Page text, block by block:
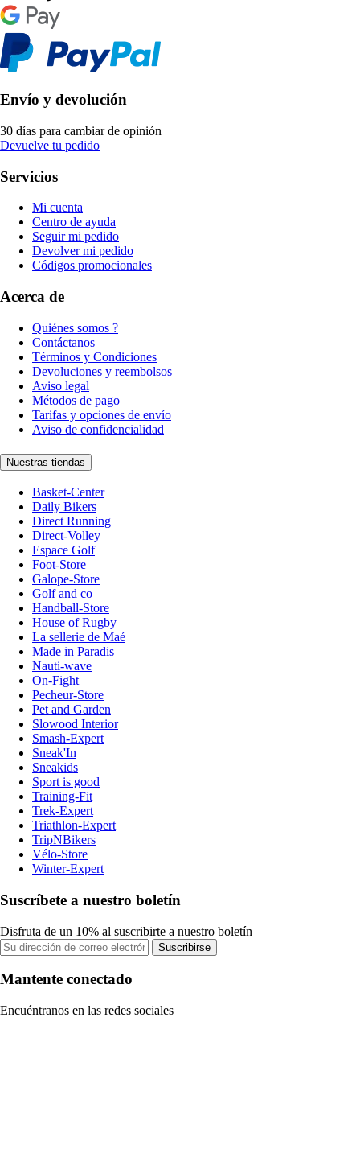
Envío y devolución
30 días para cambiar de opinión
Devuelve tu pedido
Servicios
Mi cuenta
Centro de ayuda
Seguir mi pedido
Devolver mi pedido
Códigos promocionales
Acerca de
Quiénes somos ?
Contáctanos
Términos y Condiciones
Devoluciones y reembolsos
Aviso legal
Métodos de pago
Tarifas y opciones de envío
Aviso de confidencialidad
Nuestras tiendas
Basket-Center
Daily Bikers
Direct Running
Direct-Volley
Espace Golf
Foot-Store
Galope-Store
Golf and co
Handball-Store
House of Rugby
La sellerie de Maé
Made in Paradis
Nauti-wave
On-Fight
Pecheur-Store
Pet and Garden
Slowood Interior
Smash-Expert
Sneak'In
Sneakids
Sport is good
Training-Fit
Trek-Expert
Triathlon-Expert
TripNBikers
Vélo-Store
Winter-Expert
Suscríbete a nuestro boletín
Disfruta de un 10% al suscribirte a nuestro boletín
Suscribirse
Mantente conectado
Encuéntranos en las redes sociales